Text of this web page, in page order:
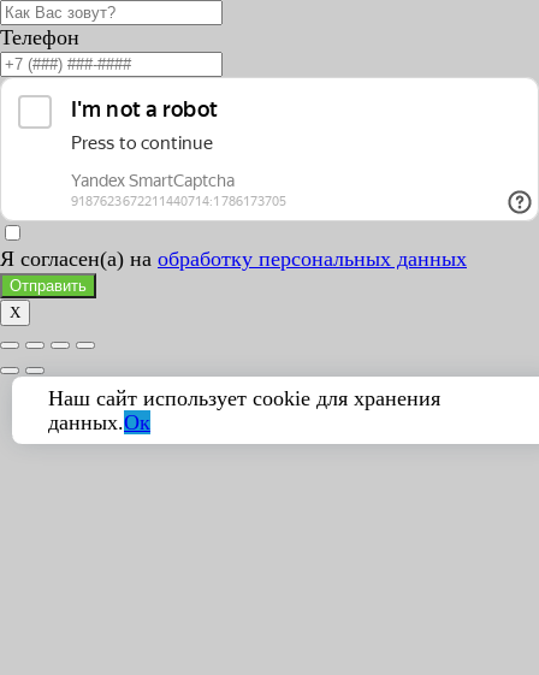
Телефон
Я согласен(а) на обработку персональных данных
Отправить
X
Наш сайт использует cookie для хранения
данных.Ок